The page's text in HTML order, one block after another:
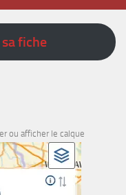
fiche
ou afficher le calque